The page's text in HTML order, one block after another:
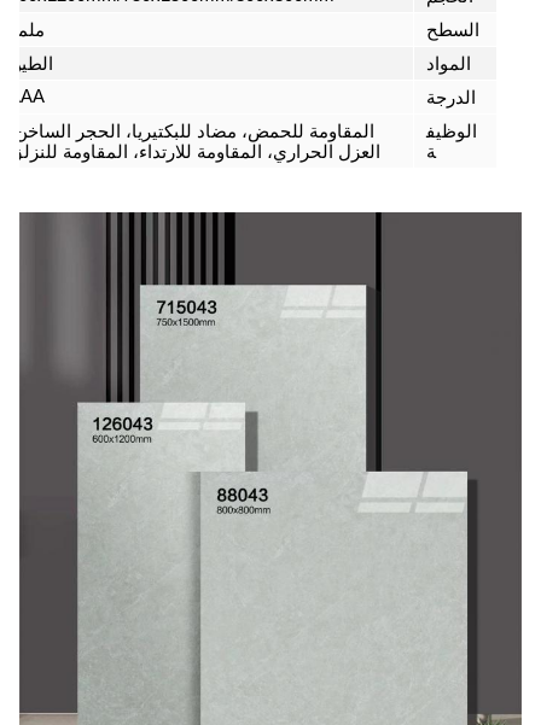
السطح
ملمع
المواد
الطين
الدرجة
AAA
الوظيف
ة
المقاومة للحمض، مضاد للبكتيريا، الحجر الساخن،
العزل الحراري، المقاومة للارتداء، المقاومة للنزلق